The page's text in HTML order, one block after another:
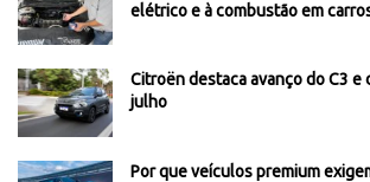
elétrico e à combustão em
Citroën destaca avanço do C3 e
julho
Por que veículos premium